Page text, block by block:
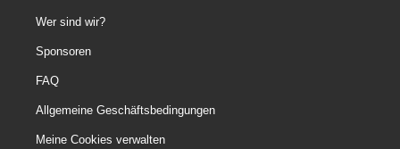
Wer sind wir?
Sponsoren
FAQ
Allgemeine Geschäftsbedingungen
Meine Cookies verwalten